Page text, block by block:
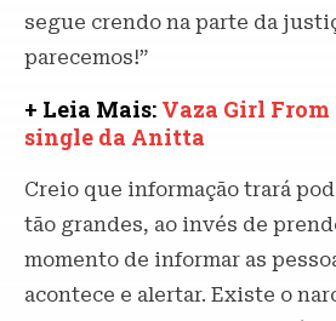
segue crendo na parte da
parecemos!”
+ Leia Mais: Vaza Girl From
single da Anitta
Creio que informação trará
tão grandes, ao invés de
momento de informar as
acontece e alertar. Existe o